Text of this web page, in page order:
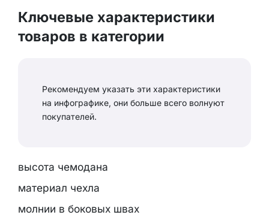
Ключевые характеристики
товаров в категории
Рекомендуем указать эти характеристики
на инфографике, они больше всего волнуют
покупателей.
высота чемодана
материал чехла
молнии в боковых швах